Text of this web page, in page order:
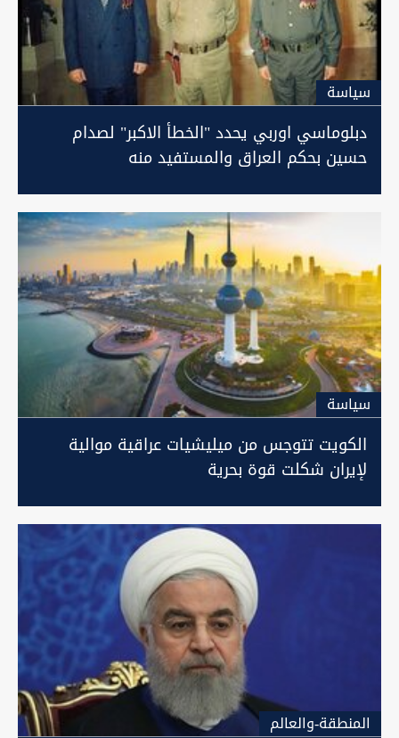
سیاسة
دبلوماسي اوربي يحدد "الخطأ الاكبر" لصدام
حسين بحكم العراق والمستفيد منه
سیاسة
الكويت تتوجس من ميليشيات عراقية موالية
لإيران شكلت قوة بحرية
المنطقة-والعالم